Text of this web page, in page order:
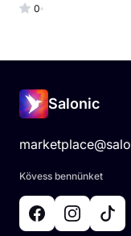
0
Salonic
Kövess bennünket